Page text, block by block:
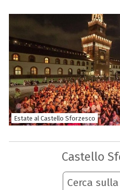
Estate al Castello Sforzesco
Castello
Cerca